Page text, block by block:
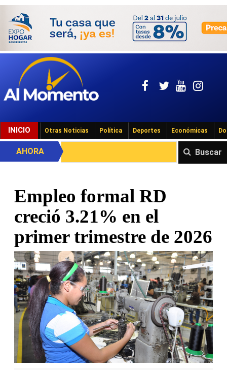
INICIO Otras Noticias Política Deportes Económicas
Buscar
AHORA
Empleo formal RD
creció 3.21% en el
primer trimestre de 2026